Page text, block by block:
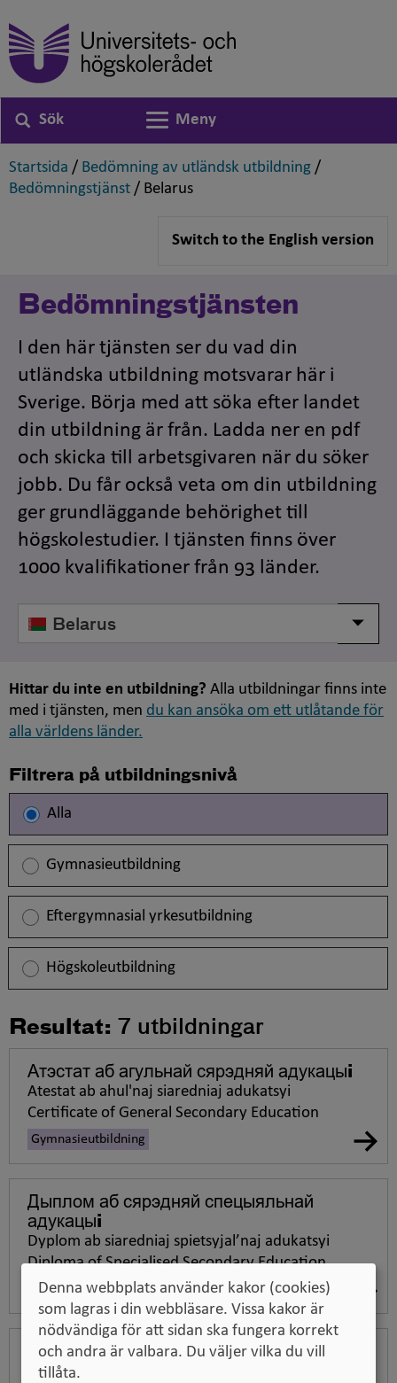
Sök
Växla navigering
Meny
Startsida ,
/ Bedömning av utländsk utbildning ,
/
Bedömningstjänst ,
/ Belarus,
Switch to the English version
Bedömningstjänsten
I den här tjänsten ser du vad din
utländska utbildning motsvarar här i
Sverige. Börja med att söka efter landet
din utbildning är från. Ladda ner en pdf
och skicka till arbetsgivaren när du söker
jobb. Du får också veta om din utbildning
ger grundläggande behörighet till
högskolestudier. I tjänsten finns över
1000 kvalifikationer från 93 länder.
land
Visa/
Hittar du inte en utbildning? Alla utbildningar finns inte
med i tjänsten, men du kan ansöka om ett utlåtande för
alla världens länder.
Filtrera på utbildningsnivå
Alla
Gymnasieutbildning
Eftergymnasial yrkesutbildning
Högskoleutbildning
Resultat: 7 utbildningar
Атэстат аб агульнай сярэдняй адукацыi
Atestat ab ahul'naj siaredniaj adukatsyi
Certificate of General Secondary Education
Gymnasieutbildning
Дыплом аб сярэдняй спецыяльнай
адукацыi
Dyplom ab siaredniaj spietsyjal’naj adukatsyi
Diploma of Specialised Secondary Education
Eftergymnasial yrkesutbildning
Диплом специалиста/Дыплом
спецыяліста
Denna webbplats använder kakor (cookies)
som lagras i din webbläsare. Vissa kakor är
nödvändiga för att sidan ska fungera korrekt
och andra är valbara. Du väljer vilka du vill
tillåta.